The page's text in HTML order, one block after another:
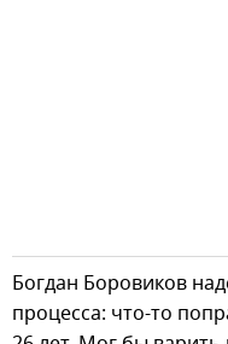
Богдан Боровиков
процесса: что-то